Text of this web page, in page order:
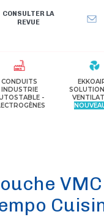
CONSULTER LA
REVUE
CONDUITS
INDUSTRIE
-